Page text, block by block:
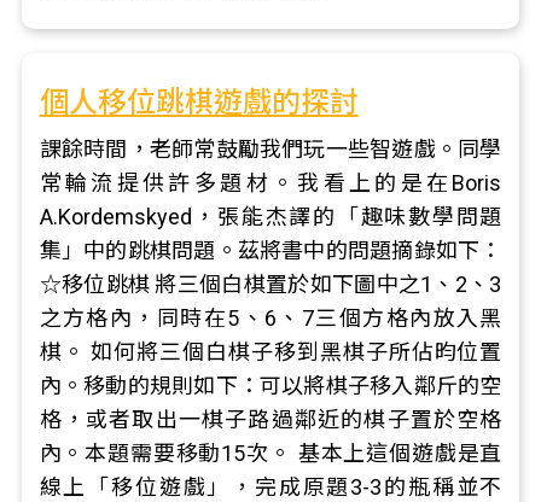
個人移位跳棋遊戲的探討
課餘時間，老師常鼓勵我們玩一些智遊戲。同學
常輪流提供許多題材。我看上的是在Boris
A.Kordemskyed，張能杰譯的「趣味數學問題
集」中的跳棋問題。茲將書中的問題摘錄如下：
☆移位跳棋 將三個白棋置於如下圖中之1、2、3
之方格內，同時在5、6、7三個方格內放入黑
棋。 如何將三個白棋子移到黑棋子所佔昀位置
內。移動的規則如下：可以將棋子移入鄰斤的空
格，或者取出一棋子路過鄰近的棋子置於空格
內。本題需要移動15次。 基本上這個遊戲是直
線上「移位遊戲」，完成原題3-3的瓶稱並不